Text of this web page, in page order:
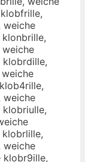
weiche
klobrdille,
weiche
weiche
klobr9ille,